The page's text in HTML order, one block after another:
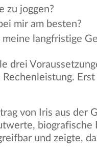
zu joggen?
mir am besten?
langfristige
drei
von Iris aus
und zeigte,